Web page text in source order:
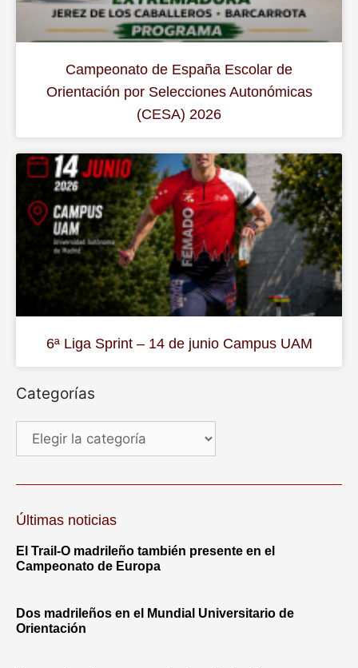
Campeonato de España Escolar de
Orientación por Selecciones Autonómicas
(CESA) 2026
6ª Liga Sprint – 14 de junio Campus UAM
Categorías
Últimas noticias
El Trail-O madrileño también presente en el
Campeonato de Europa
Dos madrileños en el Mundial Universitario de
Orientación